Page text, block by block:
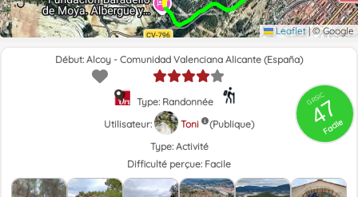
Leaflet |© Google
GRSIC
47
Facile
Début: Alcoy - Comunidad Valenciana Alicante (España)
Type: Randonnée
Utilisateur:
Toni
(Publique)
Type: Activité
Difficulté perçue: Facile